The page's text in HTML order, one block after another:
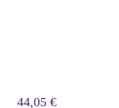
44,05 €